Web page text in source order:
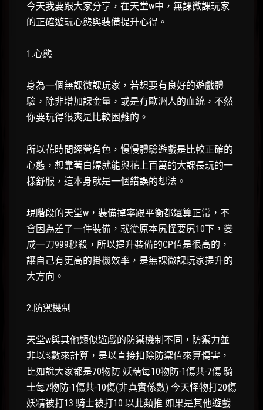
今天我要跟大家分享，在天堂w中，無課微課玩家
的正確遊玩心態與裝備提升心得。
1.心態
身為一個無課微課玩家，若想要有良好的遊戲體
驗，除非增加課金量，或是有歐洲人的血統，不然
你要玩得很爽是比較困難的。
所以花時間經營角色，慢慢體驗遊戲是比較正確的
心態，想靠著白嫖就能與花上百萬的大課長玩的一
樣舒服，這本身就是一個錯誤的想法。
現階段的天堂w，裝備掉率跟平衡都還算正常，不
會因為差了一件裝備，就從原本尻怪要尻10下，變
成一刀999秒殺，所以提升裝備的CP值是很高的，
讓自己有更高的掛機效率，是無課微課玩家提升的
大方向。
2.防禦機制
天堂w與其他類似遊戲的防禦機制不同，防禦力並
非以%數來計算，是以直接扣除防禦值來算傷害，
比如說大家都是70物防 妖精每10物防-1傷共-7傷 騎
士每7物防-1傷共-10傷(非真實係數) 今天怪物打20傷
妖精被打13 騎士被打10 以此類推 如果是其他遊戲